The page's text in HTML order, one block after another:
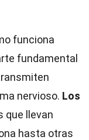
funciona
fundamental
nervioso. Los
que llevan
hasta otras